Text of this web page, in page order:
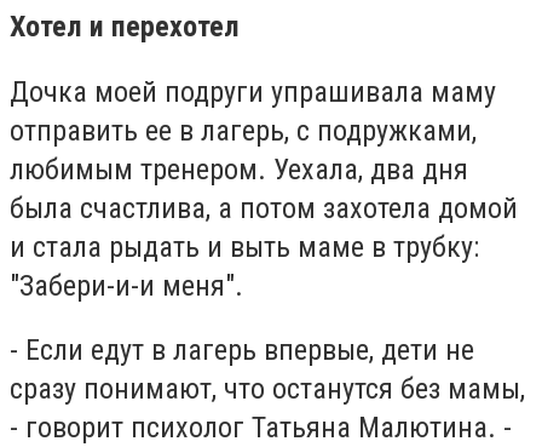
Хотел и перехотел
Дочка моей подруги упрашивала маму
отправить ее в лагерь, с подружками,
любимым тренером. Уехала, два дня
была счастлива, а потом захотела домой
и стала рыдать и выть маме в трубку:
"Забери-и-и меня".
- Если едут в лагерь впервые, дети не
сразу понимают, что останутся без мамы,
- говорит психолог Татьяна Малютина. -